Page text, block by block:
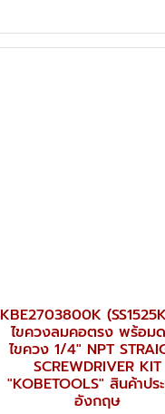
KBE2703800K
ไขควงลมคอตรง พร้อม
ไขควง 1/4" NPT
SCREWDRIVER KIT
"KOBETOOLS" สินค้าปร
อังกฤษ